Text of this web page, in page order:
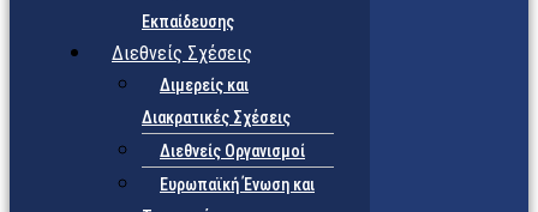
Εκπαίδευσης
Διεθνείς Σχέσεις
Διμερείς και
Διακρατικές Σχέσεις
Διεθνείς Οργανισμοί
Ευρωπαϊκή Ένωση και